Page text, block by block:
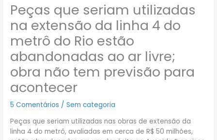
Peças que seriam utilizadas
na extensão da linha 4 do
metrô do Rio estão
abandonadas ao ar livre;
obra não tem previsão para
acontecer
5 Comentários /Sem categoria
Peças que seriam utilizadas nas obras de extensão da
linha 4 do metrô, avaliadas em cerca de R$ 50 milhões,